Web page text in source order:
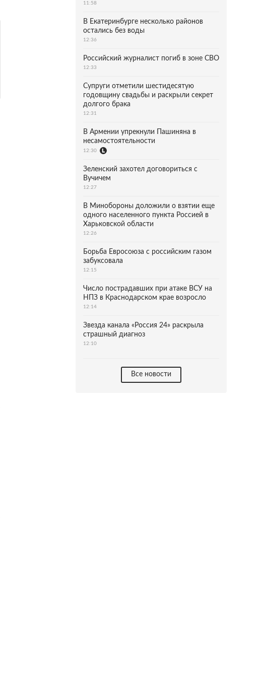
11:58
В Екатеринбурге несколько районов
остались без воды
12:36
Российский журналист погиб в зоне СВО
12:33
Супруги отметили шестидесятую
годовщину свадьбы и раскрыли секрет
долгого брака
12:31
В Армении упрекнули Пашиняна в
несамостоятельности
12:30
Зеленский захотел договориться с
Вучичем
12:27
В Минобороны доложили о взятии еще
одного населенного пункта Россией в
Харьковской области
12:26
Борьба Евросоюза с российским газом
забуксовала
12:15
Число пострадавших при атаке ВСУ на
НПЗ в Краснодарском крае возросло
12:14
Звезда канала «Россия 24» раскрыла
страшный диагноз
12:10
Все новости